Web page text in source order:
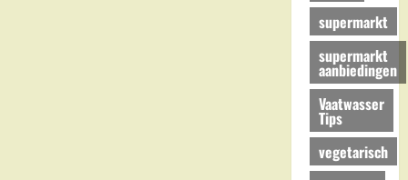
supermarkt
supermarkt
aanbiedingen
Vaatwasser
Tips
vegetarisch